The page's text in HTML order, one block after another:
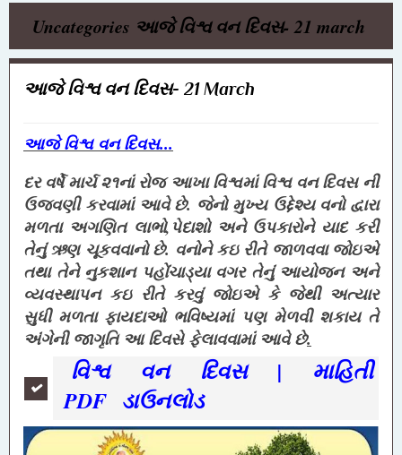
Uncategories આજે વિશ્વ વન દિવસ- 21 march
આજે વિશ્વ વન દિવસ- 21 March
આજેવિશ્વ વન દિવસ...
દર વર્ષે માર્ચ ૨૧નાં રોજ આખા વિશ્વમાં વિશ્વ વન દિવસની
ઉજવણી કરવામાં આવે છે. જેનો મુખ્ય ઉદ્દેશ્ય વનો દ્વારા
મળતા અગણિત લાભો, પેદાશો અને ઉપકારોને યાદ કરી
તેનું ઋણ ચૂકવવાનો છે. વનોને કઇ રીતે જાળવવા જોઇએ
તથા તેને નુકશાન પહોંચાડ્યા વગર તેનું આયોજન અને
વ્યવસ્થાપન કઇ રીતે કરવું જોઇએ કે જેથી અત્યાર
સુધી મળતા ફાયદાઓ ભવિષ્યમાં પણ મેળવી શકાય તે
અંગેની જાગૃતિ આ દિવસે ફેલાવવામાં આવે છે.
વિશ્વ વન દિવસ | માહિતી
PDF
ડાઉનલોડ